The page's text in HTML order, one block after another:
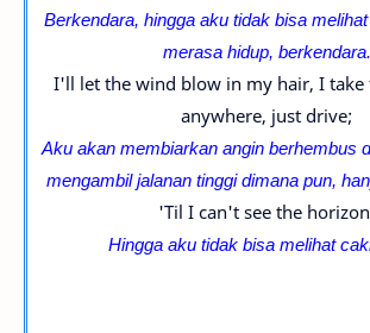
Berkendara, hingga aku tidak bisa
merasa hidup, berkendara.
I'll let the wind blow in my hair, I take
anywhere, just drive;
Aku akan membiarkan angin berhembus
mengambil jalanan tinggi dimana pun,
'Til I can't see the
Hingga aku tidak bisa melihat